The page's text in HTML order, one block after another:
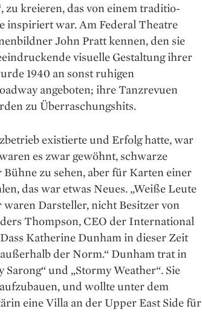
zu kreieren, das von einem traditio­
inspiriert war. Am Federal Theatre
John Pratt kennen, den sie
visuelle Gestaltung ihrer
1940 an sonst ruhigen
angeboten; ihre Tanzrevuen
zu Überraschungshits.
existierte und Erfolg hatte, war
es zwar gewöhnt, schwarze
zu sehen, aber für Karten einer
das war etwas Neues. „Weiße Leute
Dar­steller, nicht Besitzer von
Thompson, CEO der Interna­tional
­Katherine Dunham in dieser Zeit
der Norm.“ Dunham trat in
und „Stormy Weather“. Sie
und wollte unter dem
eine Villa an der Upper East Side für